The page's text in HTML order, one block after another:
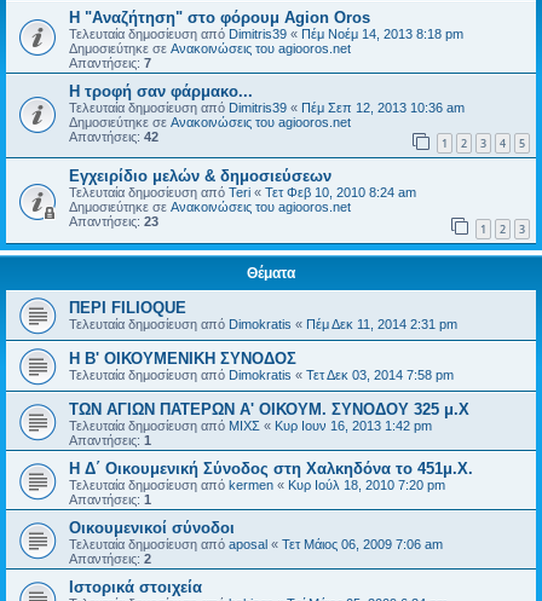
Η "Αναζήτηση" στο φόρουμ Agion Oros
Τελευταία δημοσίευση από Dimitris39 « Πέμ Νοέμ 14, 2013 8:18 pm
Δημοσιεύτηκε σε Ανακοινώσεις του agiooros.net
Απαντήσεις: 7
H τροφή σαν φάρμακο...
Τελευταία δημοσίευση από Dimitris39 « Πέμ Σεπ 12, 2013 10:36 am
Δημοσιεύτηκε σε Ανακοινώσεις του agiooros.net
Απαντήσεις: 42 1 2 3 4 5
Εγχειρίδιο μελών & δημοσιεύσεων
Τελευταία δημοσίευση από Teri « Τετ Φεβ 10, 2010 8:24 am
Δημοσιεύτηκε σε Ανακοινώσεις του agiooros.net
Απαντήσεις: 23 1 2 3
Θέματα
ΠΕΡΙ FILIOQUE
Τελευταία δημοσίευση από Dimokratis « Πέμ Δεκ 11, 2014 2:31 pm
Η Β' ΟΙΚΟΥΜΕΝΙΚΗ ΣΥΝΟΔΟΣ
Τελευταία δημοσίευση από Dimokratis « Τετ Δεκ 03, 2014 7:58 pm
ΤΩΝ ΑΓΙΩΝ ΠΑΤΕΡΩΝ Α' ΟΙΚΟΥΜ. ΣΥΝΟΔΟΥ 325 μ.Χ
Τελευταία δημοσίευση από ΜΙΧΣ « Κυρ Ιουν 16, 2013 1:42 pm
Απαντήσεις: 1
Η Δ΄ Οικουμενική Σύνοδος στη Χαλκηδόνα το 451μ.Χ.
Τελευταία δημοσίευση από kermen « Κυρ Ιούλ 18, 2010 7:20 pm
Απαντήσεις: 1
Οικουμενικοί σύνοδοι
Τελευταία δημοσίευση από aposal « Τετ Μάιος 06, 2009 7:06 am
Απαντήσεις: 2
Ιστορικά στοιχεία